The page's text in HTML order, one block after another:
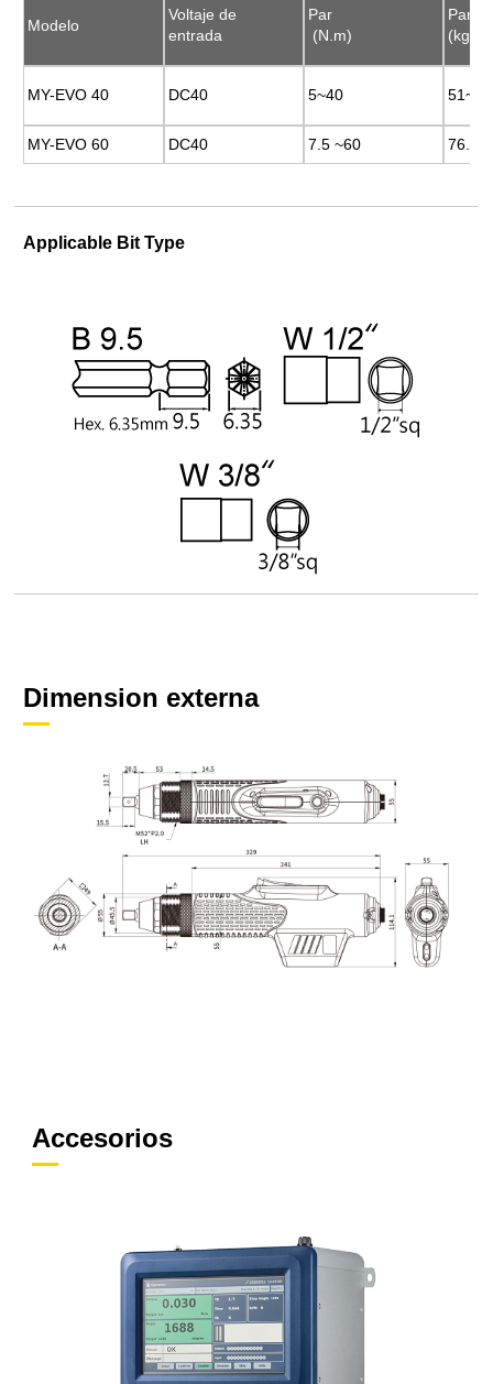
Modelo
Voltaje de
entrada
Par
(N.m)
Par
MY-EVO 40 DC40 5~40
MY-EVO 60 DC40 7.5 ~60
Modelo
Voltaje de
entrada
Par
(N.m)
Par
MY-EVO 40 DC40 5~40
MY-EVO 60 DC40 7.5 ~60
Applicable Bit Type
Dimension externa
Accesorios